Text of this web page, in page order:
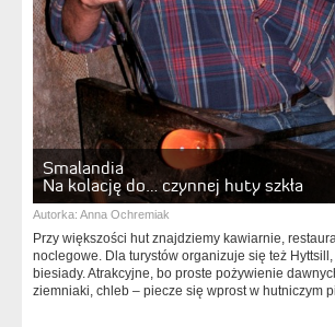
Smalandia
Na kolację do… czynnej huty szkła
Autorka: Anna Ochremiak
Przy większości hut znajdziemy kawiarnie,
noclegowe. Dla turystów organizuje się też
biesiady. Atrakcyjne, bo proste pożywienie
ziemniaki, chleb – piecze się wprost w hutniczym